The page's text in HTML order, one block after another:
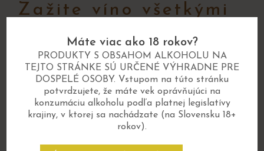
Máte viac ako 18 rokov?
PRODUKTY S OBSAHOM ALKOHOLU NA
TEJTO STRÁNKE SÚ URČENÉ VÝHRADNE PRE
DOSPELÉ OSOBY. Vstupom na túto stránku
potvrdzujete, že máte vek oprávňujúci na
konzumáciu alkoholu podľa platnej legislatívy
krajiny, v ktorej sa nachádzate (na Slovensku 18+
rokov).
Zažite víno všetkými
zmyslami
Pozývame vás na degustácie, kde
spoznáte príbeh každého vína. V
komornej atmosfére vás prevedieme
chuťami, vôňami a zážitkami, na ktoré
sa nezabúda. Ideálne pre skupiny,
firemné akcie aj súkromné oslavy.